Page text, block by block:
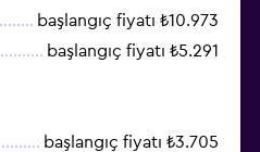
başlangıç fiyatı ₺10.973
başlangıç fiyatı ₺5.291
başlangıç fiyatı ₺3.705